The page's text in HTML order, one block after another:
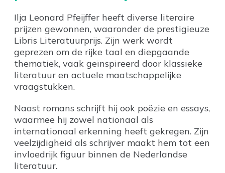
Ilja Leonard Pfeijffer heeft diverse literaire
prijzen gewonnen, waaronder de prestigieuze
Libris Literatuurprijs. Zijn werk wordt
geprezen om de rijke taal en diepgaande
thematiek, vaak geïnspireerd door klassieke
literatuur en actuele maatschappelijke
vraagstukken.
Naast romans schrijft hij ook poëzie en essays,
waarmee hij zowel nationaal als
internationaal erkenning heeft gekregen. Zijn
veelzijdigheid als schrijver maakt hem tot een
invloedrijk figuur binnen de Nederlandse
literatuur.